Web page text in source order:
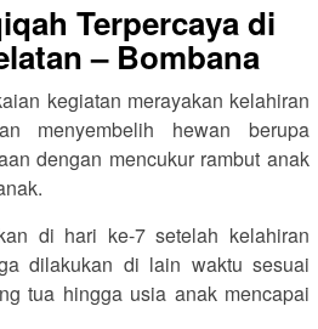
Terpercaya di
– Bombana
kegiatan merayakan kelahiran
menyembelih hewan berupa
dengan mencukur rambut anak
di hari ke-7 setelah kelahiran
dilakukan di lain waktu sesuai
tua hingga usia anak mencapai